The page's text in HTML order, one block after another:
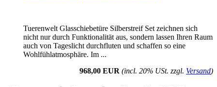
Tuerenwelt Glasschiebetüre Silberstreif Set zeichnen sich
nicht nur durch Funktionalität aus, sondern lassen Ihren Raum
auch von Tageslicht durchfluten und schaffen so eine
Wohlfühlatmosphäre. Im ...
968,00 EUR (incl. 20% USt. zzgl. Versand)